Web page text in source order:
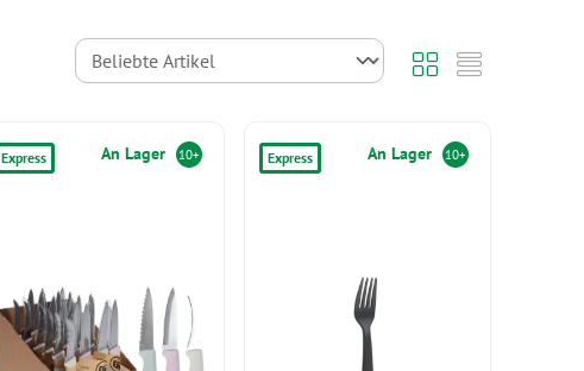
Express An Lager 10+ Express An Lager 10+